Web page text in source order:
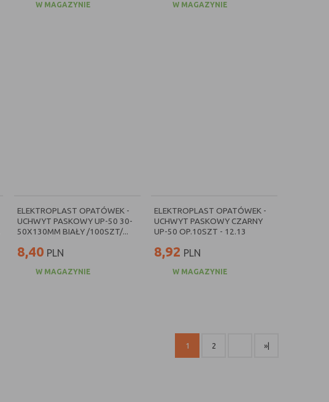
W MAGAZYNIE W MAGAZYNIE
ELEKTROPLAST OPATÓWEK -
UCHWYT PASKOWY UP-50 30-
50X130MM BIAŁY /100SZT/...
8,40 PLN
W MAGAZYNIE
ELEKTROPLAST OPATÓWEK -
UCHWYT PASKOWY CZARNY
UP-50 OP.10SZT - 12.13
8,92 PLN
W MAGAZYNIE
1 2 »|